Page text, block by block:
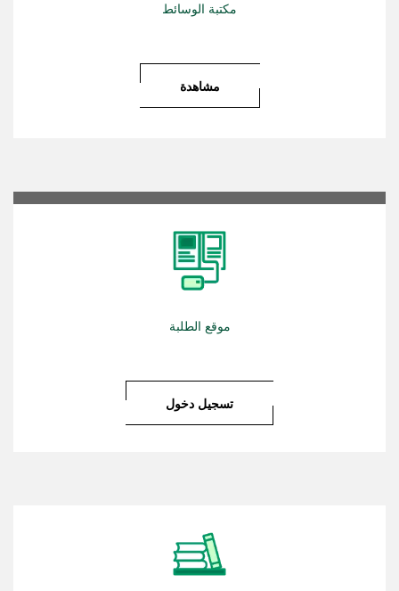
مكتبة الوسائط
مشاهدة
موقع الطلبة
تسجيل دخول